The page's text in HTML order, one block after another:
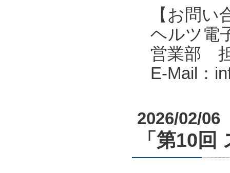
【お問い
ヘルツ電
営業部
E-Mail：
2026/02/06
「第10